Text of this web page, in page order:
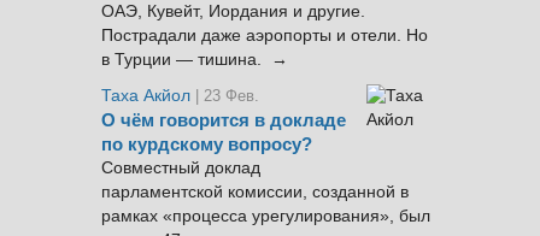
ОАЭ, Кувейт, Иордания и другие.
Пострадали даже аэропорты и отели. Но
в Турции — тишина. →
Таха Акйол | 23 Фев.
О чём говорится в докладе
по курдскому вопросу?
Совместный доклад
парламентской комиссии, созданной в
рамках «процесса урегулирования», был